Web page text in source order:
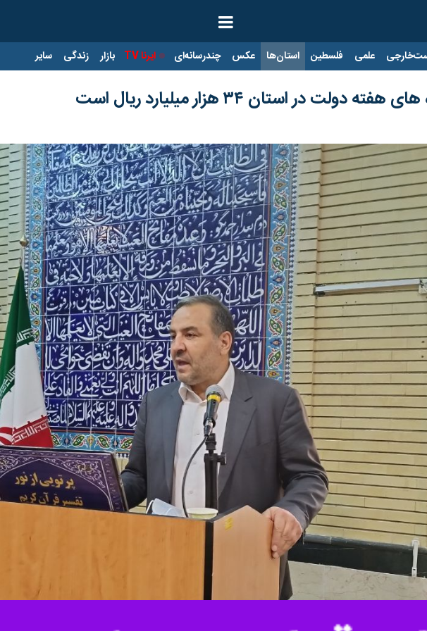
علمی فلسطین استان‌ها عکس چندرسانه‌ای ایرنا TV بازار زندگی سایر
در استان ۳۴ هزار میلیارد ریال است